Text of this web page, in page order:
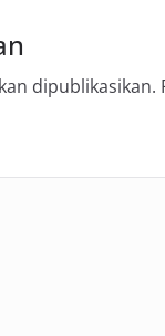
dipublikasikan.